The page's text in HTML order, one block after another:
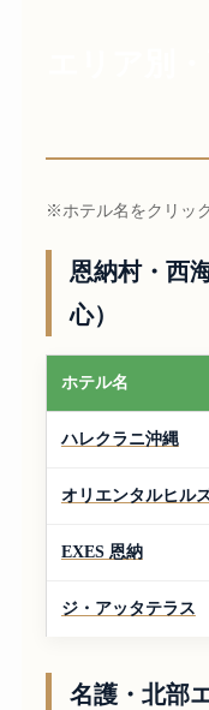
※ホテル名をクリッ
恩納村・西
心）
ホテル名
ハレクラニ沖縄
オリエンタルヒル
EXES 恩納
ジ・アッタテラス
名護・北部